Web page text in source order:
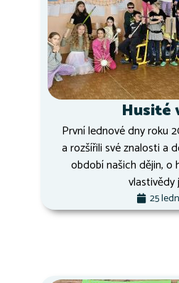
Husité
První lednové dny roku
a rozšířili své znalosti a
období našich dějin, o
vlastivědy
25